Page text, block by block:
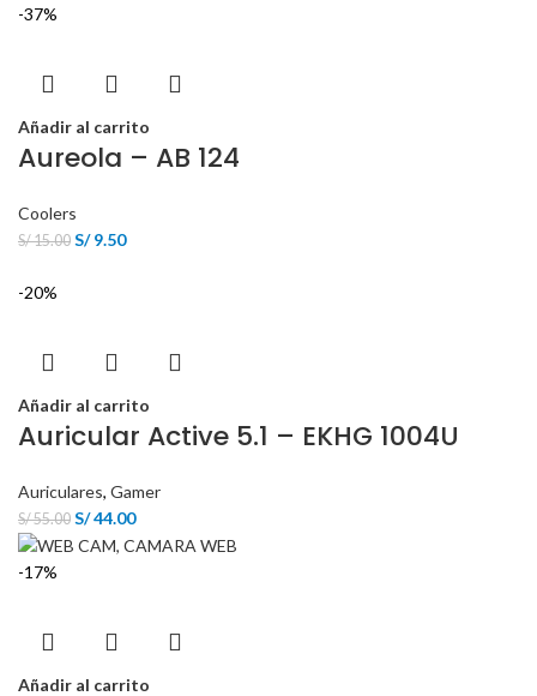
-37%
Añadir al carrito
Aureola – AB 124
Coolers
S/15.00 S/9.50
-20%
Añadir al carrito
Auricular Active 5.1 – EKHG 1004U
Auriculares, Gamer
S/55.00 S/44.00
-17%
Añadir al carrito